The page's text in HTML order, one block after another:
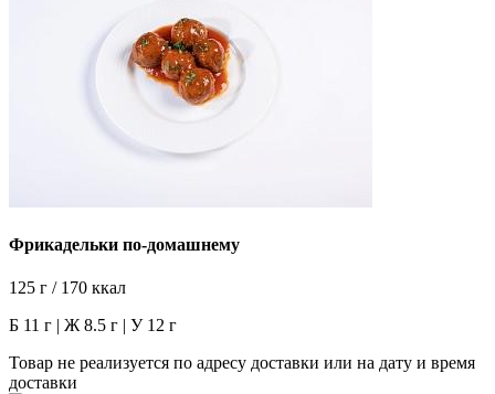
Фрикадельки по-домашнему
125 г / 170 ккал
Б 11 г | Ж 8.5 г | У 12 г
Товар не реализуется по адресу доставки или на дату и время
доставки